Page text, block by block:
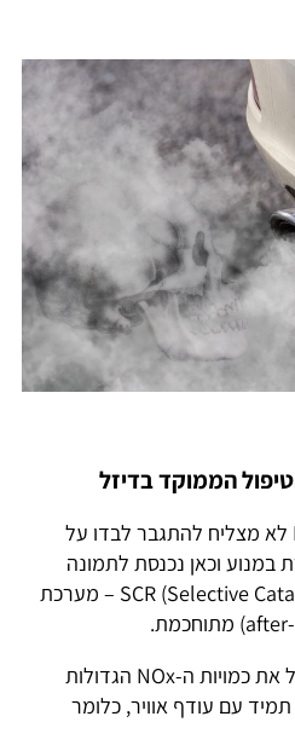
במנועי דיזל מודרנים ה-EGR לא מצליח להתגבר לבדו על
במנוע וכאן נכנסת לתמונה
מערכת ה-SCR (Selective Catalytic Reduction) – מערכת
כיצד לנטרל את כמויות ה-NOx הגדולות
עם עודף אוויר, כלומר